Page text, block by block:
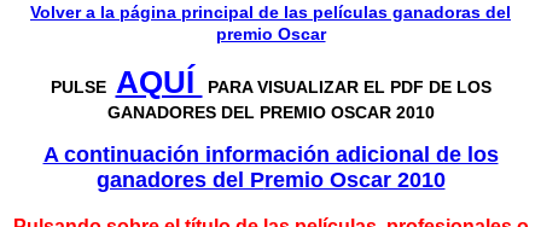
Volver a la página principal de las películas ganadoras del
premio Oscar
PULSE AQUÍ
PARA VISUALIZAR EL PDF DE LOS
GANADORES DEL PREMIO OSCAR 2010
A continuación información adicional de los
ganadores del Premio Oscar 2010